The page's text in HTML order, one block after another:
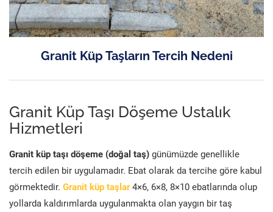
Granit Küp Taşların Tercih Nedeni
Granit Küp Taşı Döşeme Ustalık
Hizmetleri
Granit küp taşı döşeme (doğal taş) günümüzde genellikle
tercih edilen bir uygulamadır. Ebat olarak da tercihe göre kabul
görmektedir. Granit küp taşlar 4×6, 6×8, 8×10 ebatlarında olup
yollarda kaldırımlarda uygulanmakta olan yaygın bir taş